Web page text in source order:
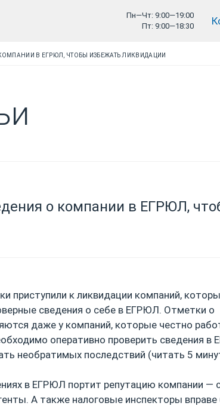
Пн—Чт: 9:00—19:00
Пт: 9:00—18:30
В ЕГРЮЛ, ЧТОБЫ ИЗБЕЖАТЬ ЛИКВИДАЦИИ
о компании в ЕГРЮЛ,
приступили к ликвидации компаний,
сведения о себе в ЕГРЮЛ. Отметки о
даже у компаний, которые честно
оперативно проверить сведения в
необратимых последствий (читать 5
в ЕГРЮЛ портит репутацию компании —
А также налоговые инспекторы вправе